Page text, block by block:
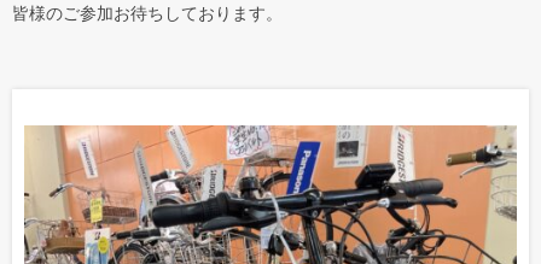
皆様のご参加お待ちしております。